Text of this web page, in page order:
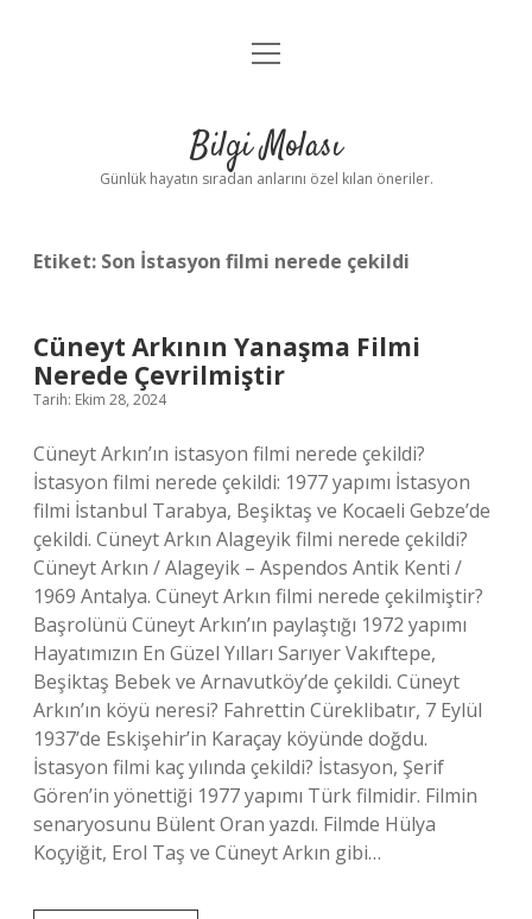
Anasayfa
Yasal Uyarı
menüyü
Bilgi Molası
Günlük hayatın sıradan anlarını özel kılan öneriler.
Etiket: Son İstasyon filmi nerede çekildi
Cüneyt Arkının Yanaşma Filmi
Nerede Çevrilmiştir
Tarih: Ekim 28, 2024
Cüneyt Arkın’ın istasyon filmi nerede çekildi?
İstasyon filmi nerede çekildi: 1977 yapımı İstasyon
filmi İstanbul Tarabya, Beşiktaş ve Kocaeli Gebze’de
çekildi. Cüneyt Arkın Alageyik filmi nerede çekildi?
Cüneyt Arkın / Alageyik – Aspendos Antik Kenti /
1969 Antalya. Cüneyt Arkın filmi nerede çekilmiştir?
Başrolünü Cüneyt Arkın’ın paylaştığı 1972 yapımı
Hayatımızın En Güzel Yılları Sarıyer Vakıftepe,
Beşiktaş Bebek ve Arnavutköy’de çekildi. Cüneyt
Arkın’ın köyü neresi? Fahrettin Cüreklibatır, 7 Eylül
1937’de Eskişehir’in Karaçay köyünde doğdu.
İstasyon filmi kaç yılında çekildi? İstasyon, Şerif
Gören’in yönettiği 1977 yapımı Türk filmidir. Filmin
senaryosunu Bülent Oran yazdı. Filmde Hülya
Koçyiğit, Erol Taş ve Cüneyt Arkın gibi…